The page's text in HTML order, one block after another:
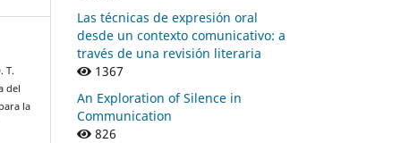
T.
del
la
Las técnicas de expresión oral
desde un contexto comunicativo: a
través de una revisión literaria
1367
An Exploration of Silence in
Communication
826